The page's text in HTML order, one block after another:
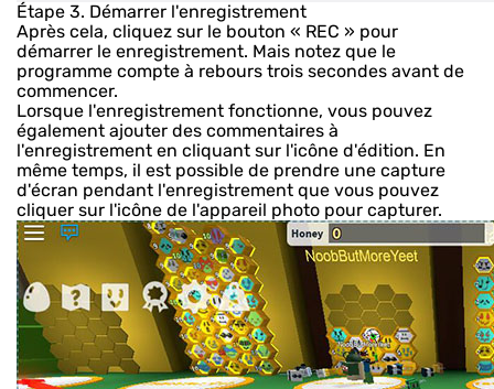
Étape 3. Démarrer l'enregistrement
Après cela, cliquez sur le bouton « REC » pour
démarrer le enregistrement. Mais notez que le
programme compte à rebours trois secondes avant de
commencer.
Lorsque l'enregistrement fonctionne, vous pouvez
également ajouter des commentaires à
l'enregistrement en cliquant sur l'icône d'édition. En
même temps, il est possible de prendre une capture
d'écran pendant l'enregistrement que vous pouvez
cliquer sur l'icône de l'appareil photo pour capturer.